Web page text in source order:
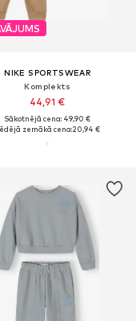
NIKE SPORTSWEAR
Komplekts
44,91 €
Sākotnējā cena: 49,90 €
zemākā cena:20,94 €